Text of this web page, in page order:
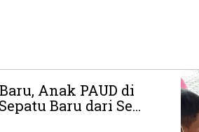
Anak PAUD di
Baru dari Se...